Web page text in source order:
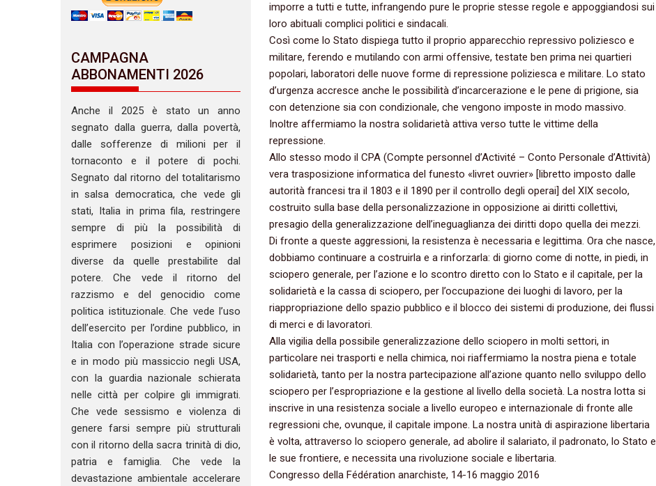
imporre a tutti e tutte,‭ ‬infrangendo pure le proprie stesse regole e appoggiandosi sui
loro abituali complici politici e sindacali.‭
‬Così come lo Stato dispiega tutto il proprio apparecchio repressivo poliziesco e
militare,‭ ‬ferendo e mutilando con armi offensive,‭ ‬testate ben prima nei quartieri
popolari,‭ ‬laboratori delle nuove forme di repressione poliziesca e militare.‭ ‬Lo stato
d’urgenza accresce anche le possibilità d’incarcerazione e le pene di prigione,‭ ‬sia
con detenzione sia con condizionale,‭ ‬che vengono imposte in modo massivo.‭
‬Inoltre affermiamo la nostra solidarietà attiva verso tutte le vittime della
repressione.‭
‬Allo stesso modo il CPA‭ (‬Compte personnel d’Activité‭ – ‬Conto Personale d’Attività‭)
‬vera trasposizione informatica del funesto‭ «‬livret ouvrier‭» [‬libretto imposto dalle
autorità francesi tra il‭ ‬1803‭ ‬e il‭ ‬1890‭ ‬per il controllo degli operai‭] ‬del XIX secolo,‭
‬costruito sulla base della personalizzazione in opposizione ai diritti collettivi,‭
‬presagio della generalizzazione dell’ineguaglianza dei diritti dopo quella dei mezzi.‭
‬Di fronte a queste aggressioni,‭ ‬la resistenza è necessaria e legittima.‭ ‬Ora che nasce,‭
‬dobbiamo continuare a costruirla e a rinforzarla:‭ ‬di giorno come di notte,‭ ‬in piedi,‭ ‬in
sciopero generale,‭ ‬per l’azione e lo scontro diretto con lo Stato e il capitale,‭ ‬per la
solidarietà e la cassa di sciopero,‭ ‬per l’occupazione dei luoghi di lavoro,‭ ‬per la
riappropriazione dello spazio pubblico e il blocco dei sistemi di produzione,‭ ‬dei flussi
di merci e di lavoratori.‭
‬Alla vigilia della possibile generalizzazione dello sciopero in molti settori,‭ ‬in
particolare nei trasporti e nella chimica,‭ ‬noi riaffermiamo la nostra piena e totale
solidarietà,‭ ‬tanto per la nostra partecipazione all’azione quanto nello sviluppo dello
sciopero per l’espropriazione e la gestione al livello della società.‭ ‬La nostra lotta si
inscrive in una resistenza sociale a livello europeo e internazionale di fronte alle
regressioni che,‭ ‬ovunque,‭ ‬il capitale impone.‭ ‬La nostra unità di aspirazione libertaria
è volta,‭ ‬attraverso lo sciopero generale,‭ ‬ad abolire il salariato,‭ ‬il padronato,‭ ‬lo Stato e
le sue frontiere,‭ ‬e necessita una rivoluzione sociale e libertaria.
Congresso della Fédération anarchiste,‭ ‬14-16‭ ‬maggio‭ ‬2016
CAMPAGNA
ABBONAMENTI 2026
Anche il 2025 è stato un anno
segnato dalla guerra, dalla povertà,
dalle sofferenze di milioni per il
tornaconto e il potere di pochi.
Segnato dal ritorno del totalitarismo
in salsa democratica, che vede gli
stati, Italia in prima fila, restringere
sempre di più la possibilità di
esprimere posizioni e opinioni
diverse da quelle prestabilite dal
potere. Che vede il ritorno del
razzismo e del genocidio come
politica istituzionale. Che vede l’uso
dell’esercito per l’ordine pubblico, in
Italia con l’operazione strade sicure
e in modo più massiccio negli USA,
con la guardia nazionale schierata
nelle città per colpire gli immigrati.
Che vede sessismo e violenza di
genere farsi sempre più strutturali
con il ritorno della sacra trinità di dio,
patria e famiglia. Che vede la
devastazione ambientale accelerare